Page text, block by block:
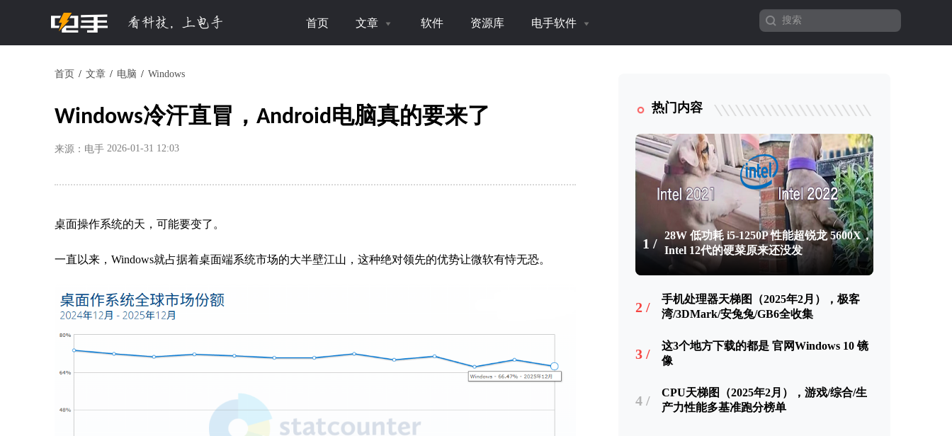
首页 文章 软件 资源库 电手软件
首页 文章 电脑 Windows
Windows冷汗直冒，Android电脑真的要来了
来源：电手 2026-01-31 12:03
桌面操作系统的天，可能要变了。
一直以来，Windows就占据着桌面端系统市场的大半壁江山，这种绝对领先的优势让微软有恃无恐。
热门内容
1 /
28W 低功耗 i5-1250P 性能超锐龙 5600X，
Intel 12代的硬菜原来还没发
2 /
手机处理器天梯图（2025年2月），极客
湾/3DMark/安兔兔/GB6全收集
3 /
这3个地方下载的都是 官网Windows 10 镜
像
4 /
CPU天梯图（2025年2月），游戏/综合/生
产力性能多基准跑分榜单